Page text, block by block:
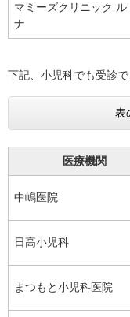
マミーズクリニック ル
ナ
下記、小児科でも受診で
表
医療機関
中嶋医院
日高小児科
まつもと小児科医院